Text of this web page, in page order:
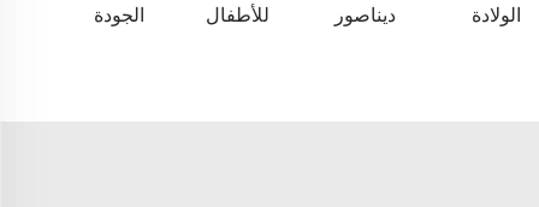
الولادة
ديناصور
للأطفال
الجودة